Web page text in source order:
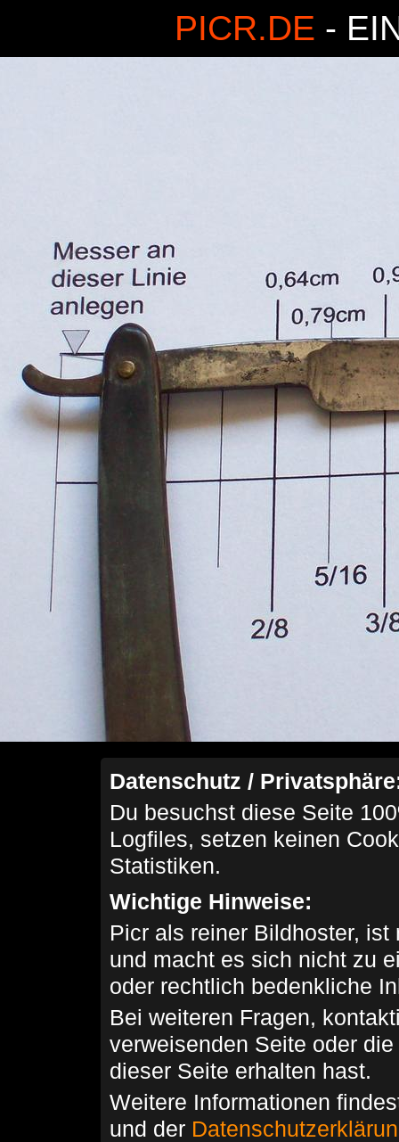
PICR.DE -
Datenschutz /
Du besuchst diese Seite
Logfiles, setzen keinen
Statistiken.
Wichtige Hinweise:
Picr als reiner Bildhoster,
und macht es sich nicht zu
oder rechtlich bedenkliche
Bei weiteren Fragen,
verweisenden Seite oder
dieser Seite erhalten hast.
Weitere Informationen
und der